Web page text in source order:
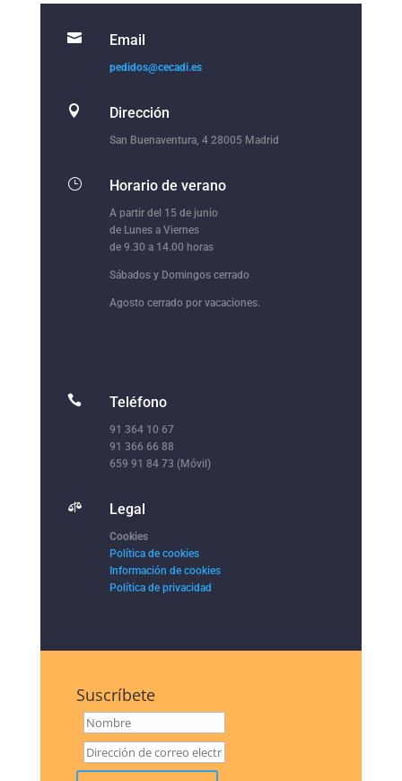
 Email
pedidos@cecadi.es
 Dirección
San Buenaventura, 4 28005 Madrid
} Horario de verano
A partir del 15 de junio
de Lunes a Viernes
de 9.30 a 14.00 horas
Sábados y Domingos cerrado
Agosto cerrado por vacaciones.
 Teléfono
91 364 10 67
91 366 66 88
659 91 84 73 (Móvil)
 Legal
Cookies
Política de cookies
Información de cookies
Política de privacidad
Suscríbete